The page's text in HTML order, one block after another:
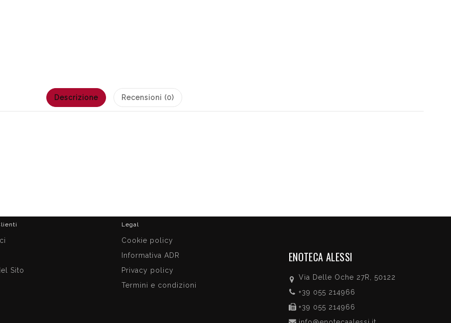
Descrizione Recensioni (0)
Legal
Cookie policy
Informativa ADR
Privacy policy
Termini e condizioni
Sito
ENOTECA ALESSI
Via Delle Oche 27R, 50122
+39 055 214966
+39 055 214966